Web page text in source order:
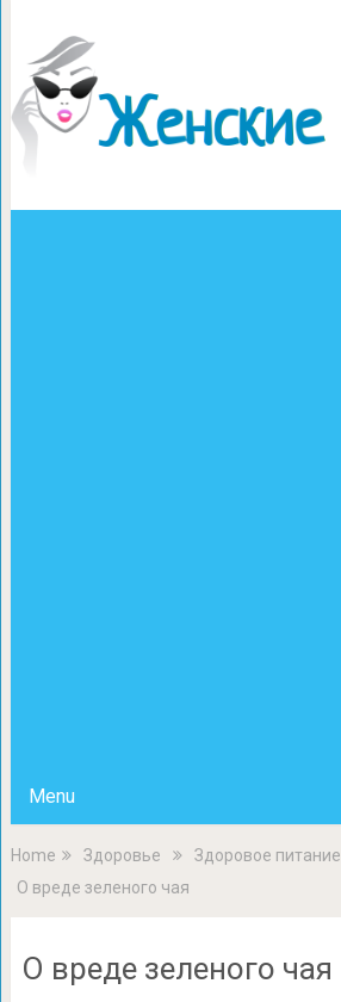
Menu
Home Здоровье
Здоровое питание
О вреде зеленого чая
О вреде зеленого чая